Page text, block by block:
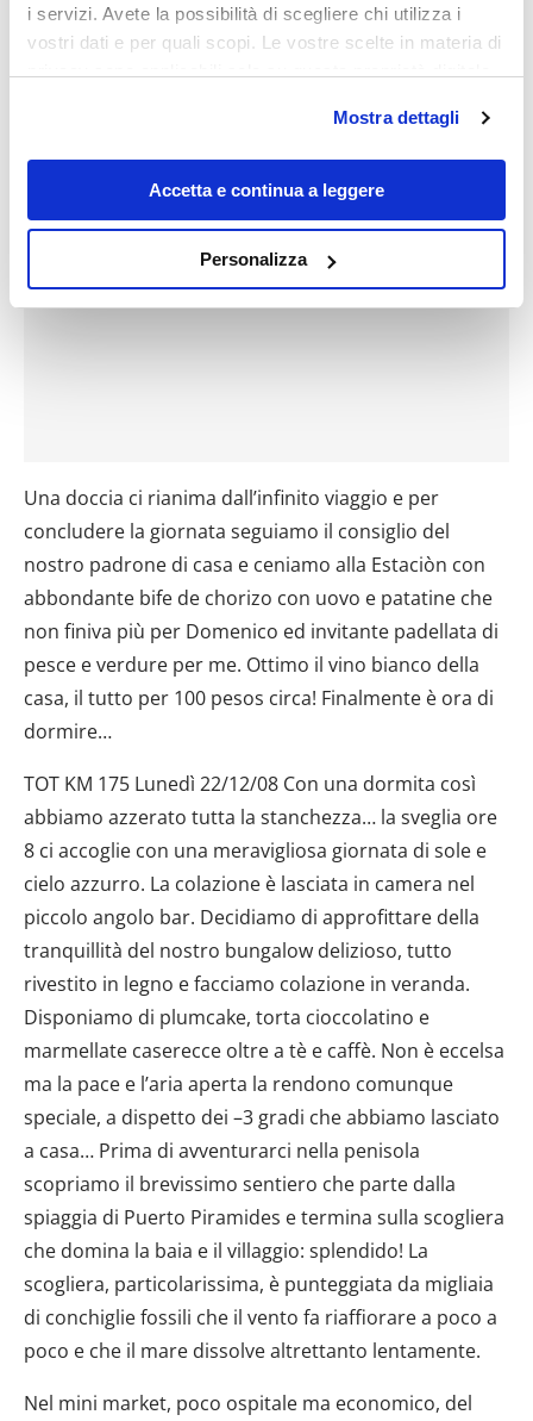
i servizi. Avete la possibilità di scegliere chi utilizza i
vostri dati e per quali scopi. Le vostre scelte in materia di
modificare o revocare il proprio consenso in qualsiasi
momento dalla Dichiarazione sui cookie o facendo clic
sull'icona di attivazione della privacy.
raccogliere informazioni sulla tua posizione
geografica, con un'approssimazione di qualche
modificare o ritirare il tuo consenso in qualsiasi momento
dalla Dichiarazione sui cookie.
Utilizziamo i cookie per personalizzare contenuti ed
annunci, per fornire funzionalità dei social media e per
analizzare il nostro traffico. Condividiamo inoltre
informazioni sul modo in cui utilizzi il nostro sito con i
nostri partner che si occupano di analisi dei dati web,
pubblicità e social media, i quali potrebbero combinarle
raccolto dal tuo utilizzo dei loro servizi.
Mostra dettagli
Accetta e continua a leggere
Personalizza
Una doccia ci rianima dall’infinito viaggio e per
concludere la giornata seguiamo il consiglio del
nostro padrone di casa e ceniamo alla Estaciòn con
abbondante bife de chorizo con uovo e patatine che
non finiva più per Domenico ed invitante padellata di
pesce e verdure per me. Ottimo il vino bianco della
casa, il tutto per 100 pesos circa! Finalmente è ora di
dormire…
TOT KM 175 Lunedì 22/12/08 Con una dormita così
abbiamo azzerato tutta la stanchezza… la sveglia ore
8 ci accoglie con una meravigliosa giornata di sole e
cielo azzurro. La colazione è lasciata in camera nel
piccolo angolo bar. Decidiamo di approfittare della
tranquillità del nostro bungalow delizioso, tutto
rivestito in legno e facciamo colazione in veranda.
Disponiamo di plumcake, torta cioccolatino e
marmellate caserecce oltre a tè e caffè. Non è eccelsa
ma la pace e l’aria aperta la rendono comunque
speciale, a dispetto dei –3 gradi che abbiamo lasciato
a casa… Prima di avventurarci nella penisola
scopriamo il brevissimo sentiero che parte dalla
spiaggia di Puerto Piramides e termina sulla scogliera
che domina la baia e il villaggio: splendido! La
scogliera, particolarissima, è punteggiata da migliaia
di conchiglie fossili che il vento fa riaffiorare a poco a
poco e che il mare dissolve altrettanto lentamente.
Nel mini market, poco ospitale ma economico, del